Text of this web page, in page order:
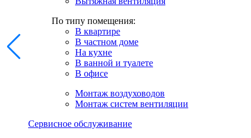
По типу помещения:
В квартире
В частном доме
На кухне
В ванной и туалете
В офисе
Монтаж воздуховодов
Монтаж систем вентиляции
Сервисное обслуживание